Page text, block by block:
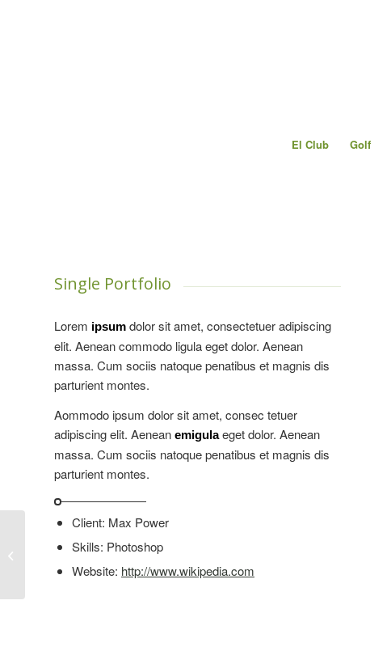
El Club Golf
Single Portfolio
Lorem ipsum dolor sit amet, consectetuer adipiscing
elit. Aenean commodo ligula eget dolor. Aenean
massa. Cum sociis natoque penatibus et magnis dis
parturient montes.
Aommodo ipsum dolor sit amet, consec tetuer
adipiscing elit. Aenean emigulaeget dolor. Aenean
massa. Cum sociis natoque penatibus et magnis dis
parturient montes.
Client: Max Power
Skills: Photoshop
Website: http://www.wikipedia.com
Single Portfolio: Fullscreen Slider